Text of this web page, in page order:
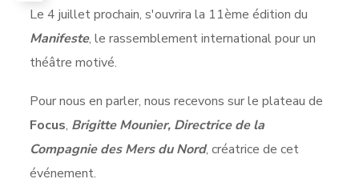
Le 4 juillet prochain, s'ouvrira la 11ème édition du
Manifeste, le rassemblement international pour un
théâtre motivé.
Pour nous en parler, nous recevons sur le plateau de
Focus, Brigitte Mounier, Directrice de la
Compagnie des Mers du Nord, créatrice de cet
événement.